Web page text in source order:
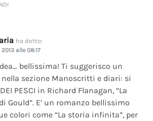
ha detto:
alle 08:17
bellissima! Ti suggerisco un
sezione Manoscritti e diari: si
PESCI in Richard Flanagan, “La
Gould”. E’ un romanzo bellissimo
colori come “La storia infinita”, per